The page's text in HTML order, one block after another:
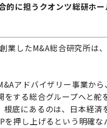
的に担うクオンツ総研ホ
業したM&A総合研究所は
アドバイザリー事業か
する総合グループへと
底にあるのは、日本経
押し上げるという明確な